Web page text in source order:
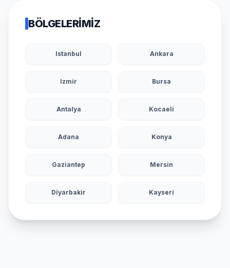
BÖLGELERIMIZ
Istanbul Ankara
Izmir Bursa
Antalya Kocaeli
Adana Konya
Gaziantep Mersin
Diyarbakir Kayseri